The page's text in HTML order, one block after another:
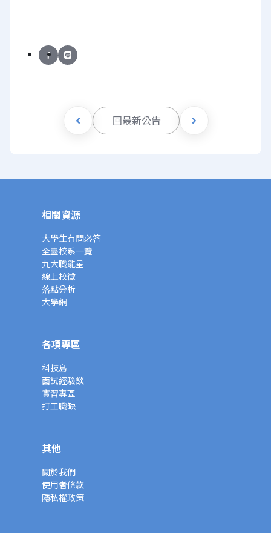
回最新公告
相關資源
大學生有問必答
全臺校系一覽
九大職能星
線上校徵
落點分析
大學網
各項專區
科技島
面試經驗談
實習專區
打工職缺
其他
關於我們
使用者條款
隱私權政策